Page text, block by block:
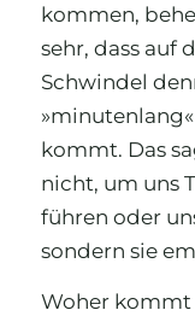
kommen,
sehr, dass auf
Schwindel
kommt. Das
nicht, um uns
führen oder
sondern sie
Woher kommt